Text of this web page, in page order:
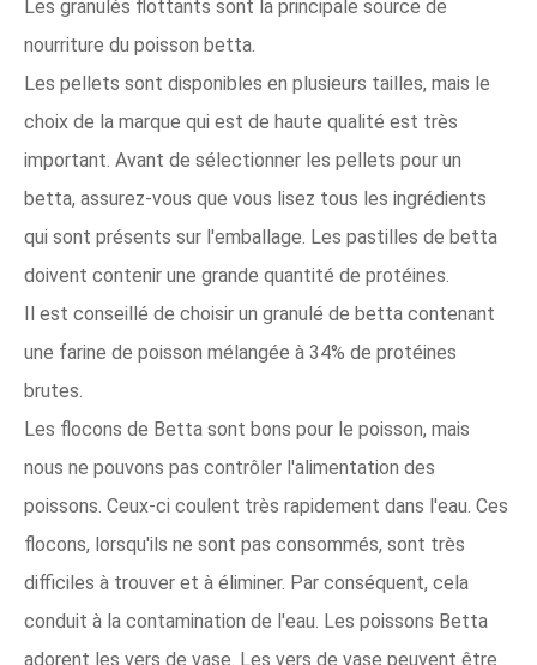
Les granulés flottants sont la principale source de
nourriture du poisson betta.
Les pellets sont disponibles en plusieurs tailles, mais le
choix de la marque qui est de haute qualité est très
important. Avant de sélectionner les pellets pour un
betta, assurez-vous que vous lisez tous les ingrédients
qui sont présents sur l'emballage. Les pastilles de betta
doivent contenir une grande quantité de protéines.
Il est conseillé de choisir un granulé de betta contenant
une farine de poisson mélangée à 34% de protéines
brutes.
Les flocons de Betta sont bons pour le poisson, mais
nous ne pouvons pas contrôler l'alimentation des
poissons. Ceux-ci coulent très rapidement dans l'eau. Ces
flocons, lorsqu'ils ne sont pas consommés, sont très
difficiles à trouver et à éliminer. Par conséquent, cela
conduit à la contamination de l'eau. Les poissons Betta
adorent les vers de vase. Les vers de vase peuvent être